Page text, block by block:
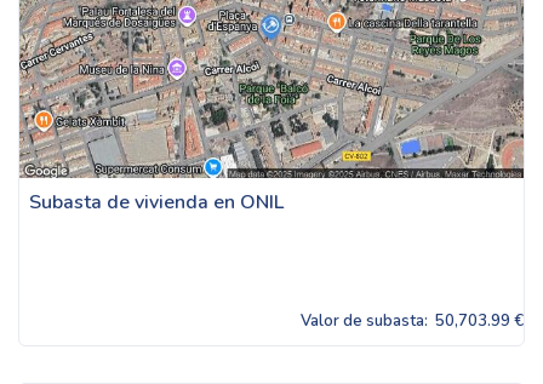
Subasta de vivienda en ONIL
Valor de subasta: 50,703.99 €